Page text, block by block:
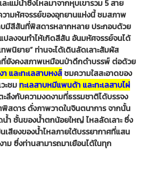
ะแม่น้ำซึ่งไหลมาจากหุบเขารวม 5 สาย
ามหัศจรรย์ของอุทยานแห่งนี้ ชมสภาพ
บมีสีสันที่พิสดารหลากหลาย ประกอบด้วย
ลงจนทำไห้เกิดสีสัน อันมหัศจรรย์จนได้
ทพนิยาย” ท่านจะได้เดินลัดเลาะสัมผัส
ยังคงสภาพเหมือนป่าดึกดำบรรพ์ ต่อด้วย
า และทะเลสาบหงส์ชมความใสสะอาดของ
ะชม ทะเลสาบหมีแพนด้า และทะเลสาบไผ่
ลึงกับความงดงามที่ธรรมชาติได้บรรจง
พิสดาร ดั่งภาพวาดในจินตนาการ จากนั้น
ำ ชั้นของน้ำตกน้อยใหญ่ ไหลลัดเลาะ ซึ่ง
เสียงของน้ำไหลภายใต้บรรยากาศที่แสน
าม ซึ่งท่านสามารถมาเยือนได้ในทุก